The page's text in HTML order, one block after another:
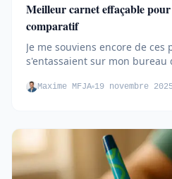
Meilleur carnet effaçable
comparatif
Je me souviens encore de
s'entassaient sur mon bureau
Maxime MFJA 19 novembre